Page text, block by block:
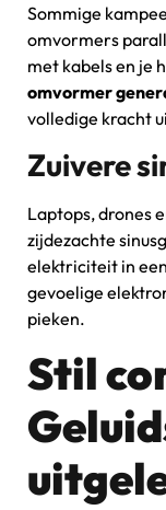
Sommige
omvormers
met kabels en je
omvormer
volledige kracht
Zuivere
Laptops, drones
zijdezachte
elektriciteit in
gevoelige
pieken.
Stil